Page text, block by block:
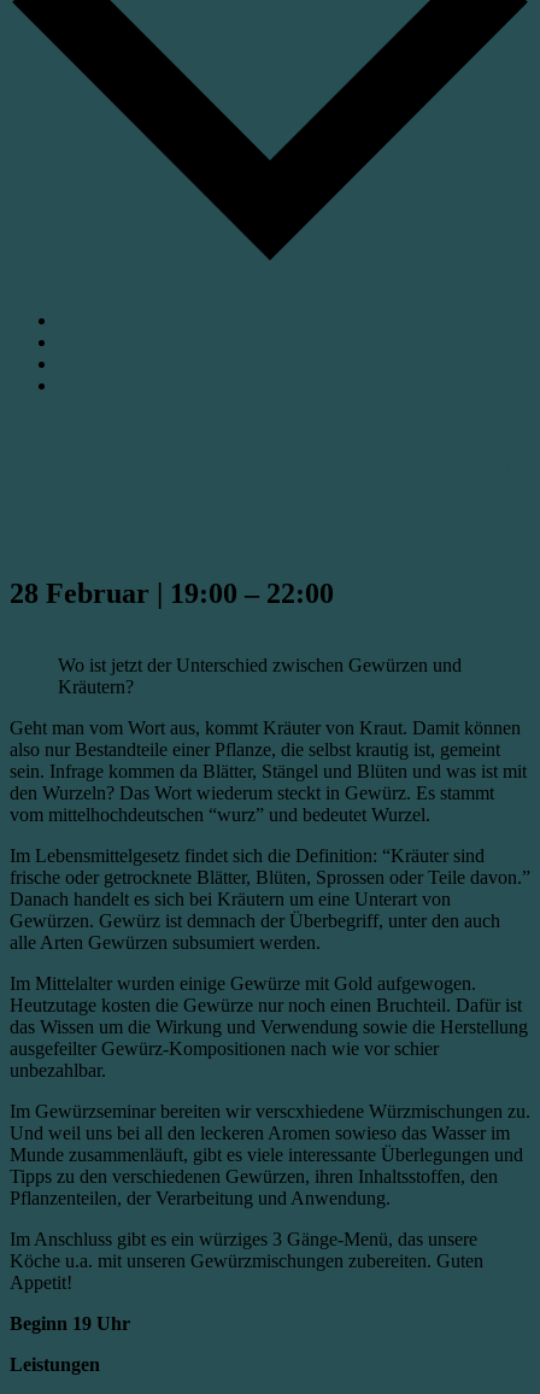
28 Februar | 19:00 – 22:00
Wo ist jetzt der Unterschied zwischen Gewürzen und
Kräutern?
Geht man vom Wort aus, kommt Kräuter von Kraut. Damit können
also nur Bestandteile einer Pflanze, die selbst krautig ist, gemeint
sein. Infrage kommen da Blätter, Stängel und Blüten und was ist mit
den Wurzeln? Das Wort wiederum steckt in Gewürz. Es stammt
vom mittelhochdeutschen “wurz” und bedeutet Wurzel.
Im Lebensmittelgesetz findet sich die Definition: “Kräuter sind
frische oder getrocknete Blätter, Blüten, Sprossen oder Teile davon.”
Danach handelt es sich bei Kräutern um eine Unterart von
Gewürzen. Gewürz ist demnach der Überbegriff, unter den auch
alle Arten Gewürzen subsumiert werden.
Im Mittelalter wurden einige Gewürze mit Gold aufgewogen.
Heutzutage kosten die Gewürze nur noch einen Bruchteil. Dafür ist
das Wissen um die Wirkung und Verwendung sowie die Herstellung
ausgefeilter Gewürz-Kompositionen nach wie vor schier
unbezahlbar.
Im Gewürzseminar bereiten wir verscxhiedene Würzmischungen zu.
Und weil uns bei all den leckeren Aromen sowieso das Wasser im
Munde zusammenläuft, gibt es viele interessante Überlegungen und
Tipps zu den verschiedenen Gewürzen, ihren Inhaltsstoffen, den
Pflanzenteilen, der Verarbeitung und Anwendung.
Im Anschluss gibt es ein würziges 3 Gänge-Menü, das unsere
Köche u.a. mit unseren Gewürzmischungen zubereiten. Guten
Appetit!
Beginn 19 Uhr
Leistungen